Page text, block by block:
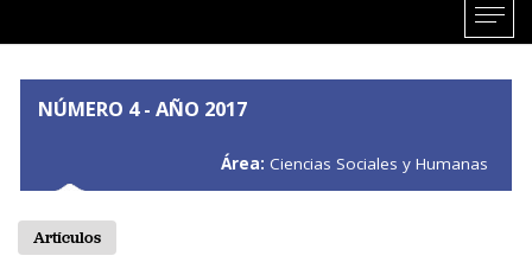
NÚMERO 4 - AÑO 2017
Área: Ciencias Sociales y Humanas
Artículos